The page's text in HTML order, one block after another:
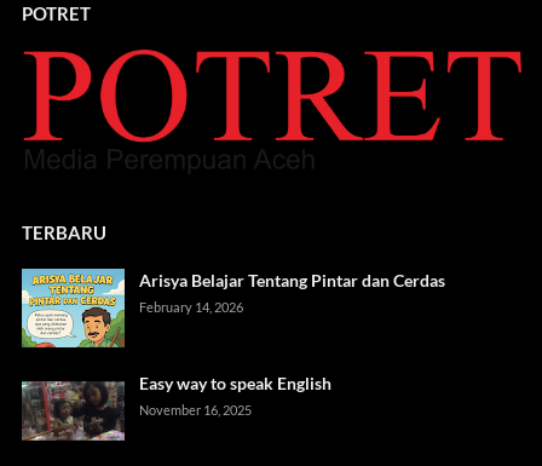
POTRET
TERBARU
Arisya Belajar Tentang Pintar dan Cerdas
February 14, 2026
Easy way to speak English
November 16, 2025